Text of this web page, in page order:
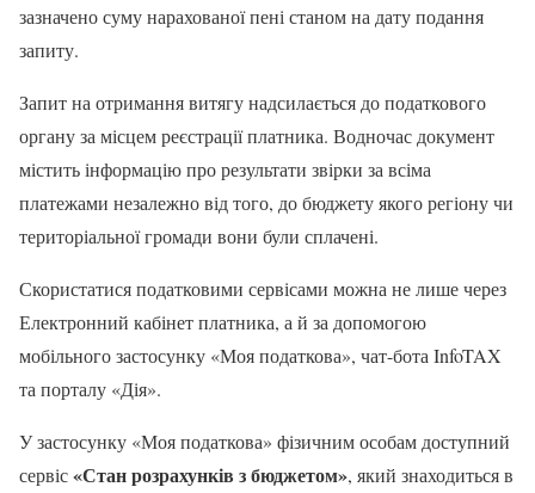
зазначено суму нарахованої пені станом на дату подання
запиту.
Запит на отримання витягу надсилається до податкового
органу за місцем реєстрації платника. Водночас документ
містить інформацію про результати звірки за всіма
платежами незалежно від того, до бюджету якого регіону чи
територіальної громади вони були сплачені.
Скористатися податковими сервісами можна не лише через
Електронний кабінет платника, а й за допомогою
мобільного застосунку «Моя податкова», чат-бота InfoTAX
та порталу «Дія».
У застосунку «Моя податкова» фізичним особам доступний
сервіс«Стан розрахунків з бюджетом», який знаходиться в